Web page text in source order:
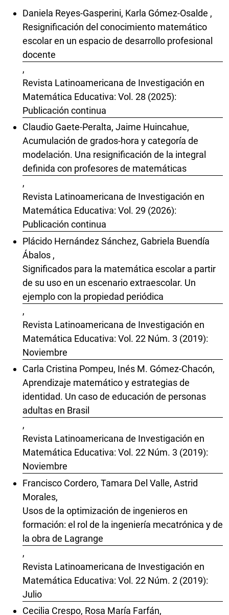
Daniela Reyes-Gasperini, Karla Gómez-Osalde ,
Resignificación del conocimiento matemático
escolar en un espacio de desarrollo profesional
docente
,
Revista Latinoamericana de Investigación en
Matemática Educativa: Vol. 28 (2025):
Publicación continua
Claudio Gaete-Peralta, Jaime Huincahue,
Acumulación de grados-hora y categoría de
modelación. Una resignificación de la integral
definida con profesores de matemáticas
,
Revista Latinoamericana de Investigación en
Matemática Educativa: Vol. 29 (2026):
Publicación continua
Plácido Hernández Sánchez, Gabriela Buendía
Ábalos ,
Significados para la matemática escolar a partir
de su uso en un escenario extraescolar. Un
ejemplo con la propiedad periódica
,
Revista Latinoamericana de Investigación en
Matemática Educativa: Vol. 22 Núm. 3 (2019):
Noviembre
Carla Cristina Pompeu, Inés M. Gómez-Chacón,
Aprendizaje matemático y estrategias de
identidad. Un caso de educación de personas
adultas en Brasil
,
Revista Latinoamericana de Investigación en
Matemática Educativa: Vol. 22 Núm. 3 (2019):
Noviembre
Francisco Cordero, Tamara Del Valle, Astrid
Morales,
Usos de la optimización de ingenieros en
formación: el rol de la ingeniería mecatrónica y de
la obra de Lagrange
,
Revista Latinoamericana de Investigación en
Matemática Educativa: Vol. 22 Núm. 2 (2019):
Julio
Cecilia Crespo, Rosa María Farfán,